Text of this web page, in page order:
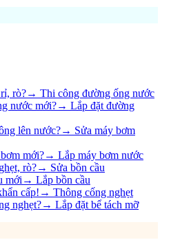
rò?→ Thi công đường ống nước
nước mới?→ Lắp đặt đường
lên nước?→ Sửa máy bơm
mới?→ Lắp máy bơm nước
rò?→ Sửa bồn cầu
mới → Lắp bồn cầu
cấp! → Thông cống nghẹt
nghẹt?→ Lắp đặt bể tách mỡ